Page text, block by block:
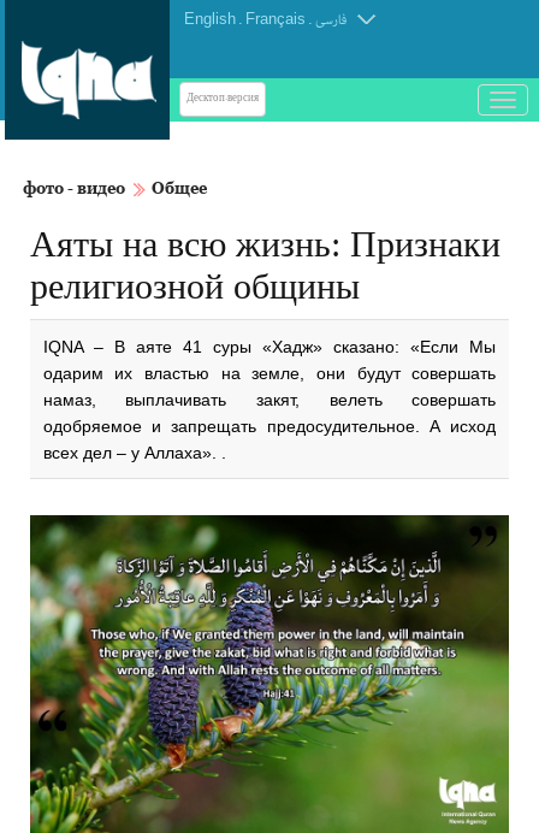
English . Français . فارسی
Десктоп-версия
باز
و
фото - видео Общее
Аяты на всю жизнь: Признаки
религиозной общины
IQNA – В аяте 41 суры «Хадж» сказано: «Если Мы
одарим их властью на земле, они будут совершать
намаз, выплачивать закят, велеть совершать
одобряемое и запрещать предосудительное. А исход
всех дел – у Аллаха». .